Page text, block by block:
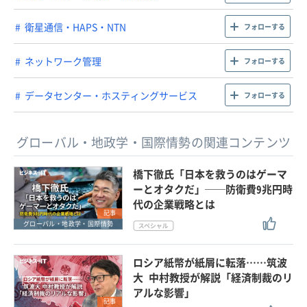
衛星通信・HAPS・NTN フォローする
ネットワーク管理 フォローする
データセンター・ホスティングサービス フォローする
グローバル・地政学・国際情勢の関連コンテンツ
記事
グローバル・地政学・国際情勢
橋下徹氏「日本を救うのはゲーマ
ーとオタクだ」──防衛費9兆円時
代の企業戦略とは
記事
ロシア紙幣が紙屑に転落……筑波
大 中村教授が解説「経済制裁のリ
アルな影響」